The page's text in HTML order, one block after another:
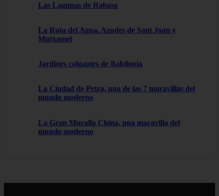
Las Lagunas de Rabasa
La Ruta del Agua. Azudes de Sant Joan y
Mutxamel
Jardines colgantes de Babilonia
La Ciudad de Petra, una de las 7 maravillas del
mundo moderno
La Gran Muralla China, una maravilla del
mundo moderno